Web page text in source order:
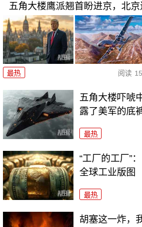
五角大楼鹰派翘首盼进京，北
最热 阅读
五角大楼吓唬
露了美军的底
最热
“工厂的工厂”
全球工业版图
最热
胡塞这一炸，